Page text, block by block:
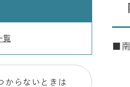
■
（
覧
からないときは